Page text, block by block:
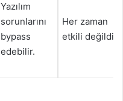
Yazılım
sorunlarını
bypass
edebilir.
Her zaman
etkili değildir.